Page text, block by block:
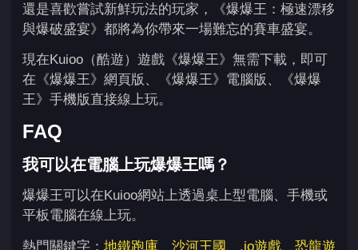
還是喜歡嘗試新鮮玩法的玩家，《爆爆王：極速漂移
與爆破盛宴》都將為你帶來一場難忘的賽車盛宴。
現在Kuioo（酷遊）遊戲《爆爆王》無需下載，即可
在《爆爆王》網頁版、《爆爆王》電腦版、《爆爆
王》手機版直接線上玩。
FAQ
我可以在電腦上玩爆爆王嗎？
爆爆王可以在Kuioo網站上透過桌上型電腦、手機或
平板電腦在線上玩。
熱門關鍵字： 地鐵跑庫、 沙河王國 、 .io遊戲、 恐龍遊